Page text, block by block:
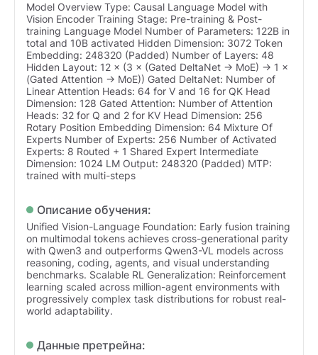
Model Overview Type: Causal Language Model with
Vision Encoder Training Stage: Pre-training & Post-
training Language Model Number of Parameters: 122B in
total and 10B activated Hidden Dimension: 3072 Token
Embedding: 248320 (Padded) Number of Layers: 48
Hidden Layout: 12 × (3 × (Gated DeltaNet → MoE) → 1 ×
(Gated Attention → MoE)) Gated DeltaNet: Number of
Linear Attention Heads: 64 for V and 16 for QK Head
Dimension: 128 Gated Attention: Number of Attention
Heads: 32 for Q and 2 for KV Head Dimension: 256
Rotary Position Embedding Dimension: 64 Mixture Of
Experts Number of Experts: 256 Number of Activated
Experts: 8 Routed + 1 Shared Expert Intermediate
Dimension: 1024 LM Output: 248320 (Padded) MTP:
trained with multi-steps
Описание обучения:
Unified Vision-Language Foundation: Early fusion training
on multimodal tokens achieves cross-generational parity
with Qwen3 and outperforms Qwen3-VL models across
reasoning, coding, agents, and visual understanding
benchmarks. Scalable RL Generalization: Reinforcement
learning scaled across million-agent environments with
progressively complex task distributions for robust real-
world adaptability.
Данные претрейна: